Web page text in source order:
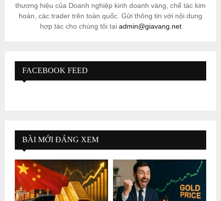
thương hiệu của Doanh nghiệp kinh doanh vàng, chế tác kim
hoàn, các trader trên toàn quốc. Gửi thông tin với nội dung
hợp tác cho chúng tôi tại admin@giavang.net
FACEBOOK FEED
BÀI MỚI ĐÁNG XEM